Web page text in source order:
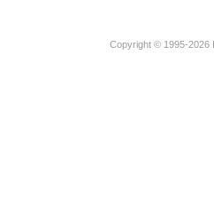
Copyright © 1995-2026